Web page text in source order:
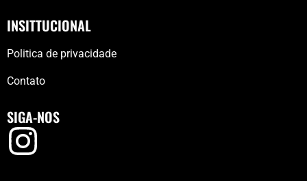
INSITTUCIONAL
Politica de privacidade
Contato
SIGA-NOS